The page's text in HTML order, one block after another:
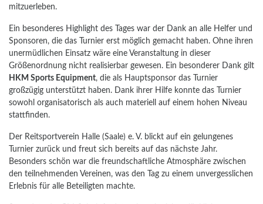
mitzuerleben.
Ein besonderes Highlight des Tages war der Dank an alle Helfer und
Sponsoren, die das Turnier erst möglich gemacht haben. Ohne ihren
unermüdlichen Einsatz wäre eine Veranstaltung in dieser
Größenordnung nicht realisierbar gewesen. Ein besonderer Dank gilt
HKM Sports Equipment, die als Hauptsponsor das Turnier
großzügig unterstützt haben. Dank ihrer Hilfe konnte das Turnier
sowohl organisatorisch als auch materiell auf einem hohen Niveau
stattfinden.
Der Reitsportverein Halle (Saale) e. V. blickt auf ein gelungenes
Turnier zurück und freut sich bereits auf das nächste Jahr.
Besonders schön war die freundschaftliche Atmosphäre zwischen
den teilnehmenden Vereinen, was den Tag zu einem unvergesslichen
Erlebnis für alle Beteiligten machte.